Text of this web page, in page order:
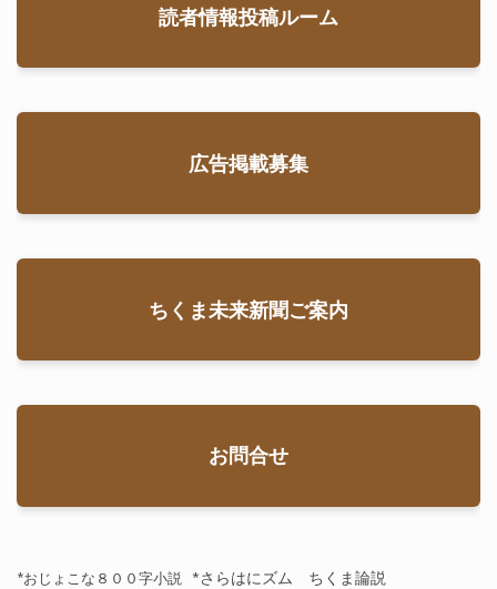
読者情報投稿ルーム
広告掲載募集
ちくま未来新聞ご案内
お問合せ
*おじょこな８００字小説 *さらはにズム ちくま論説